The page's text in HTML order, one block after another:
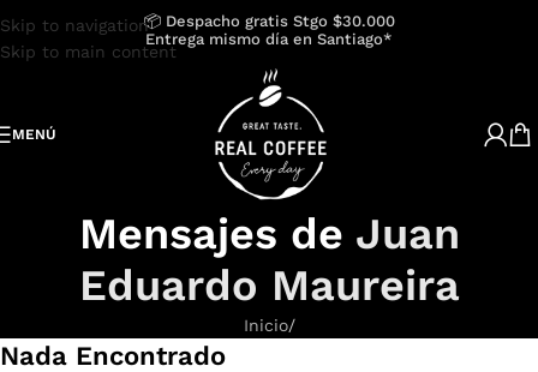
Skip to navigation
Skip to main content
📦 Despacho gratis Stgo $30.000
Entrega mismo día en Santiago*
MENÚ
Mensajes de Juan
Eduardo Maureira
Inicio/
Nada Encontrado